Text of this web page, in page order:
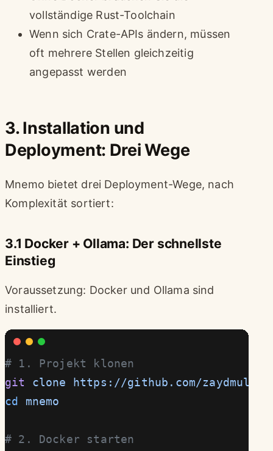
vollständige Rust-Toolchain
Wenn sich Crate-APIs ändern, müssen
oft mehrere Stellen gleichzeitig
angepasst werden
3. Installation und
Deployment: Drei Wege
Mnemo bietet drei Deployment-Wege, nach
Komplexität sortiert:
3.1 Docker + Ollama: Der schnellste
Einstieg
Voraussetzung: Docker und Ollama sind
installiert.
# 1. Projekt klonen
git
clone https://github.com/
cd
mnemo
# 2. Docker starten